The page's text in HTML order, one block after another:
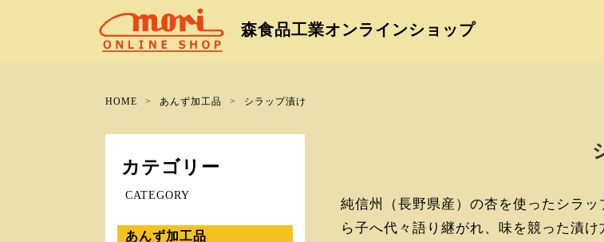
森食品工業オンラインショップ
HOME あんず加工品 シラップ漬け
純信州（長野県産）の杏を使ったシラ
ら子へ代々語り継がれ、味を競った漬
カテゴリー
CATEGORY
あんず加工品